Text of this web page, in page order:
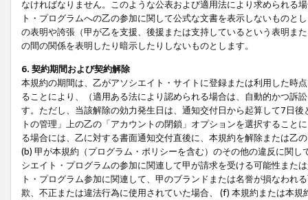
なければなりません。このような公表および適用法により求められる
ト・プログラムへの乙の参加に関して公式な文書を表示しないもの
の表明や誇張（甲が乙を支援、後援または支持しているという表明ま
の間の関係を表明したり暗示したりしないものとします。
6. 契約期間および契約解除
本規約の期間は、乙がアソシエイト・サイトに登録または利用した時
ることにより、（適用ある法により認められる場合は、自動的かつ訴
す。ただし、当該解除の効力発生日は、通知交付日から起算して7日
トの管理」上の乙の「アカウントの閉鎖」オプションを選択するこ
る場合には、乙に対する書面通知交付直後に、本規約を解除または乙
(b) 甲が本規約（プログラム・ポリシーを含む）のその他の違反に関
シエイト・プログラムの参加に関連して甲が請求を受ける可能性また
ト・プログラム参加に関連して、甲のブランドまたは名誉が損なわれ
欺、不正または違法行為に使用されていた場合、 (f) 本規約または本